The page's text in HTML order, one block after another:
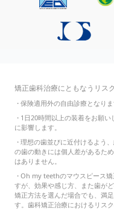
矯正歯科治療にともなうリス
・保険適用外の自由診療となりま
・ 1日20時間以上の装着をお願
に影響します。
・理想の歯並びに近付けるよう
の歯の動きには個人差があるた
はありません。
・Oh my teethのマウスピース
すが、効果や感じ方、また歯が
矯正方法を選んだ場合でも、満
す。歯科矯正治療におけるリス